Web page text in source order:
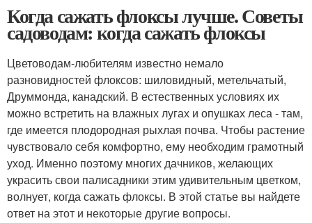
Когда сажать флоксы лучше. Советы
садоводам: когда сажать флоксы
Цветоводам-любителям известно немало
разновидностей флоксов: шиловидный, метельчатый,
Друммонда, канадский. В естественных условиях их
можно встретить на влажных лугах и опушках леса - там,
где имеется плодородная рыхлая почва. Чтобы растение
чувствовало себя комфортно, ему необходим грамотный
уход. Именно поэтому многих дачников, желающих
украсить свои палисадники этим удивительным цветком,
волнует, когда сажать флоксы. В этой статье вы найдете
ответ на этот и некоторые другие вопросы.